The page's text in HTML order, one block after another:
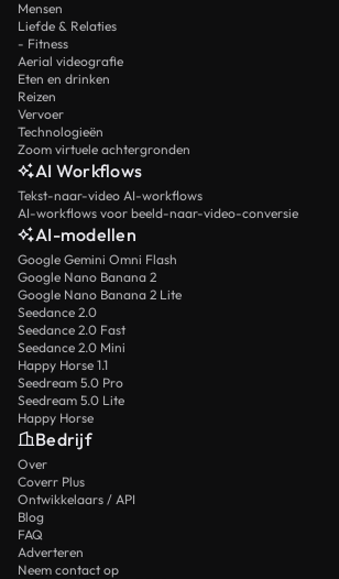
Mensen
Liefde & Relaties
- Fitness
Aerial videografie
Eten en drinken
Reizen
Vervoer
Technologieën
Zoom virtuele achtergronden
AI Workflows
Tekst-naar-video AI-workflows
AI-workflows voor beeld-naar-video-conversie
AI-modellen
Google Gemini Omni Flash
Google Nano Banana 2
Google Nano Banana 2 Lite
Seedance 2.0
Seedance 2.0 Fast
Seedance 2.0 Mini
Happy Horse 1.1
Seedream 5.0 Pro
Seedream 5.0 Lite
Happy Horse
Bedrijf
Over
Coverr Plus
Ontwikkelaars / API
Blog
FAQ
Adverteren
Neem contact op